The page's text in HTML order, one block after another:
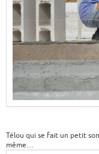
Télou qui se fait un petit
même…